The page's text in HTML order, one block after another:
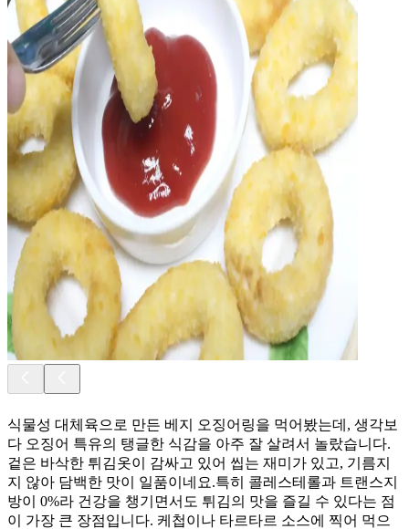
​식물성 대체육으로 만든 베지 오징어링을 먹어봤는데, 생각보
다 오징어 특유의 탱글한 식감을 아주 잘 살려서 놀랐습니다.
겉은 바삭한 튀김옷이 감싸고 있어 씹는 재미가 있고, 기름지
지 않아 담백한 맛이 일품이네요. ​특히 콜레스테롤과 트랜스지
방이 0%라 건강을 챙기면서도 튀김의 맛을 즐길 수 있다는 점
이 가장 큰 장점입니다. 케첩이나 타르타르 소스에 찍어 먹으